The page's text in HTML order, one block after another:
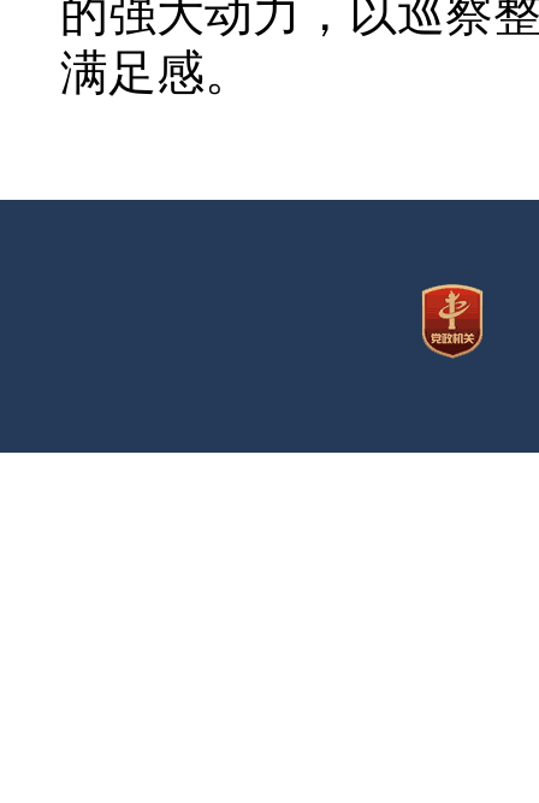
的强大动力，以巡察
满足感。